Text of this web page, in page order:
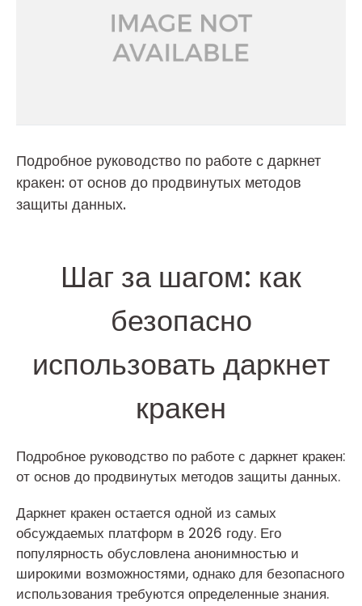
Подробное руководство по работе с даркнет
кракен: от основ до продвинутых методов
защиты данных.
Шаг за шагом: как
безопасно
использовать даркнет
кракен
Подробное руководство по работе с даркнет кракен:
от основ до продвинутых методов защиты данных.
Даркнет кракен остается одной из самых
обсуждаемых платформ в 2026 году. Его
популярность обусловлена анонимностью и
широкими возможностями, однако для безопасного
использования требуются определенные знания.